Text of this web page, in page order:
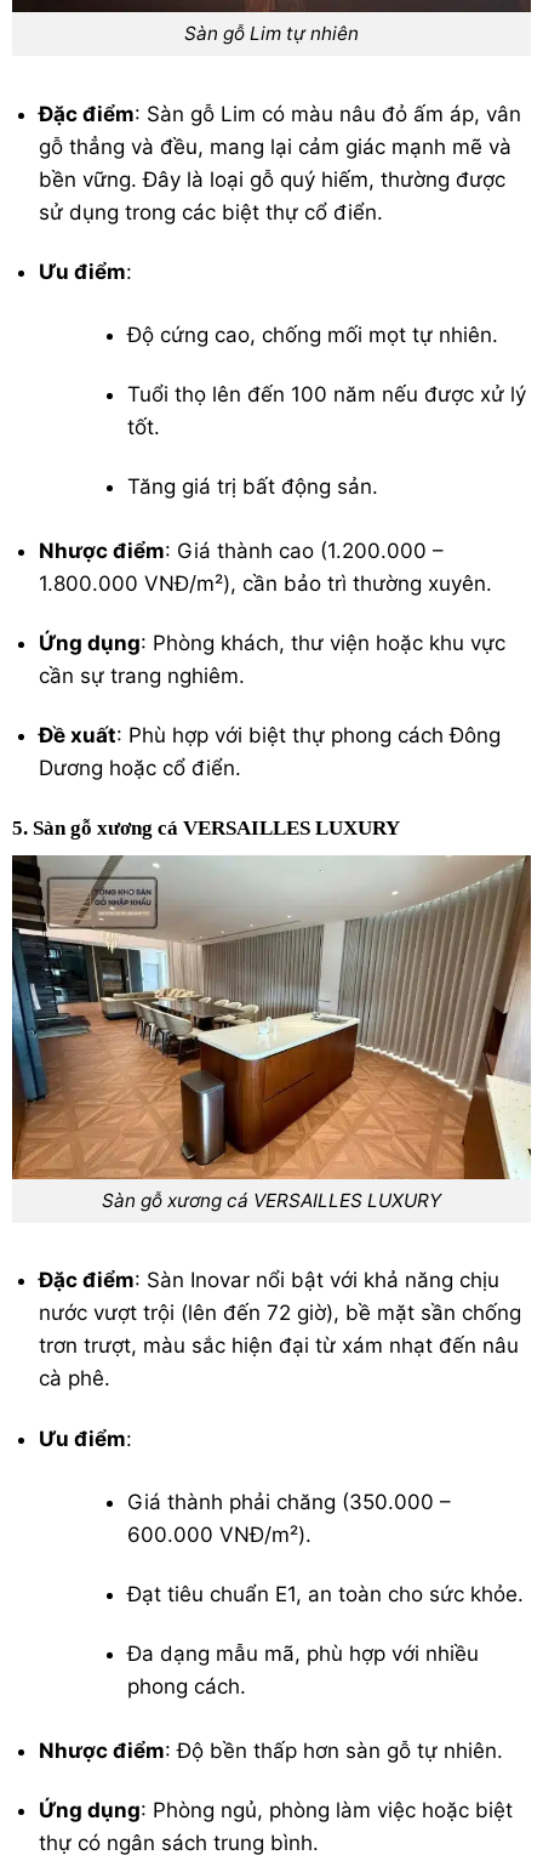
Sàn gỗ Lim tự nhiên
Đặc điểm: Sàn gỗ Lim có màu nâu đỏ ấm áp, vân
gỗ thẳng và đều, mang lại cảm giác mạnh mẽ và
bền vững. Đây là loại gỗ quý hiếm, thường được
sử dụng trong các biệt thự cổ điển.
Ưu điểm:
Độ cứng cao, chống mối mọt tự nhiên.
Tuổi thọ lên đến 100 năm nếu được xử lý
tốt.
Tăng giá trị bất động sản.
Nhược điểm: Giá thành cao (1.200.000 –
1.800.000 VNĐ/m²), cần bảo trì thường xuyên.
Ứng dụng: Phòng khách, thư viện hoặc khu vực
cần sự trang nghiêm.
Đề xuất: Phù hợp với biệt thự phong cách Đông
Dương hoặc cổ điển.
5. Sàn gỗ xương cá VERSAILLES LUXURY
Sàn gỗ xương cá VERSAILLES LUXURY
Đặc điểm: Sàn Inovar nổi bật với khả năng chịu
nước vượt trội (lên đến 72 giờ), bề mặt sần chống
trơn trượt, màu sắc hiện đại từ xám nhạt đến nâu
cà phê.
Ưu điểm:
Giá thành phải chăng (350.000 –
600.000 VNĐ/m²).
Đạt tiêu chuẩn E1, an toàn cho sức khỏe.
Đa dạng mẫu mã, phù hợp với nhiều
phong cách.
Nhược điểm: Độ bền thấp hơn sàn gỗ tự nhiên.
Ứng dụng: Phòng ngủ, phòng làm việc hoặc biệt
thự có ngân sách trung bình.